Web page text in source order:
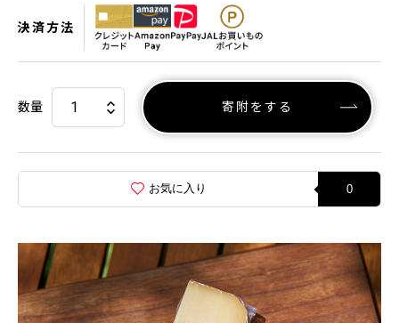
決済方法
数量 寄附をする
お気に入り 0